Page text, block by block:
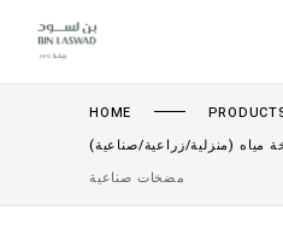
HOME
مياه (منزلية/زراعية/صناعية)
مضخات صناعية